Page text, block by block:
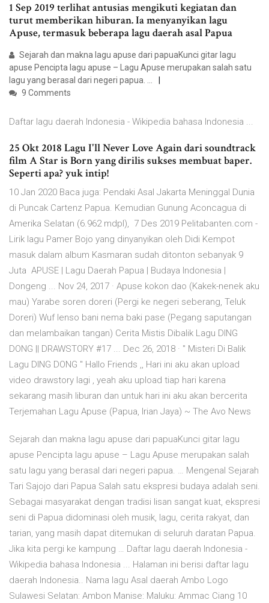
1 Sep 2019 terlihat antusias mengikuti kegiatan dan
turut memberikan hiburan. Ia menyanyikan lagu
Apuse, termasuk beberapa lagu daerah asal Papua
Sejarah dan makna lagu apuse dari papuaKunci gitar lagu
apuse Pencipta lagu apuse – Lagu Apuse merupakan salah satu
lagu yang berasal dari negeri papua. …
9 Comments
Daftar lagu daerah Indonesia - Wikipedia bahasa Indonesia ...
25 Okt 2018 Lagu I'll Never Love Again dari soundtrack
film A Star is Born yang dirilis sukses membuat baper.
Seperti apa? yuk intip!
10 Jan 2020 Baca juga: Pendaki Asal Jakarta Meninggal Dunia
di Puncak Cartenz Papua. Kemudian Gunung Aconcagua di
Amerika Selatan (6.962 mdpl), 7 Des 2019 Pelitabanten.com -
Lirik lagu Pamer Bojo yang dinyanyikan oleh Didi Kempot
masuk dalam album Kasmaran sudah ditonton sebanyak 9
Juta APUSE | Lagu Daerah Papua | Budaya Indonesia |
Dongeng ... Nov 24, 2017 · Apuse kokon dao (Kakek-nenek aku
mau) Yarabe soren doreri (Pergi ke negeri seberang, Teluk
Doreri) Wuf lenso bani nema baki pase (Pegang saputangan
dan melambaikan tangan) Cerita Mistis Dibalik Lagu DING
DONG || DRAWSTORY #17 ... Dec 26, 2018 · " Misteri Di Balik
Lagu DING DONG " Hallo Friends ,, Hari ini aku akan upload
video drawstory lagi , yeah aku upload tiap hari karena
sekarang masih liburan dan untuk hari ini aku akan bercerita
Terjemahan Lagu Apuse (Papua, Irian Jaya) ~ The Avo News
Sejarah dan makna lagu apuse dari papuaKunci gitar lagu
apuse Pencipta lagu apuse – Lagu Apuse merupakan salah
satu lagu yang berasal dari negeri papua. … Mengenal Sejarah
Tari Sajojo dari Papua Salah satu ekspresi budaya adalah seni.
Sebagai masyarakat dengan tradisi lisan sangat kuat, ekspresi
seni di Papua didominasi oleh musik, lagu, cerita rakyat, dan
tarian, yang masih dapat ditemukan di seluruh daratan Papua.
Jika kita pergi ke kampung … Daftar lagu daerah Indonesia -
Wikipedia bahasa Indonesia ... Halaman ini berisi daftar lagu
daerah Indonesia.. Nama lagu Asal daerah Ambo Logo
Sulawesi Selatan: Ambon Manise: Maluku: Ammac Ciang 10